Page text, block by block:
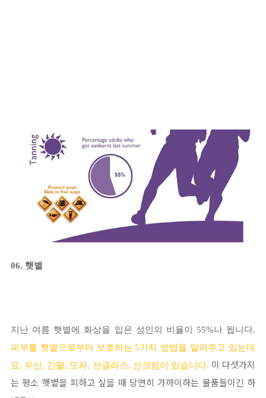
06. 햇볕
지난 여름 햇볕에 화상을 입은 성인의 비율이 55%나 됩니다.
피부를 햇볕으로부터 보호하는 5가지 방법을 알려주고 있는데
요, 우산, 긴팔, 모자, 선글라스, 선크림이 있습니다. 이 다섯가지
는 평소 햇볕을 피하고 싶을 때 당연히 가까이하는 물품들이긴 하